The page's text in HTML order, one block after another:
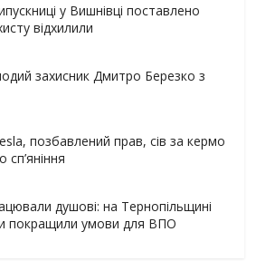
у Вишнівці поставлено
відхилили
захисник Дмитро Березко з
позбавлений прав, сів за кермо
сп’яніння
душові: на Тернопільщині
покращили умови для ВПО